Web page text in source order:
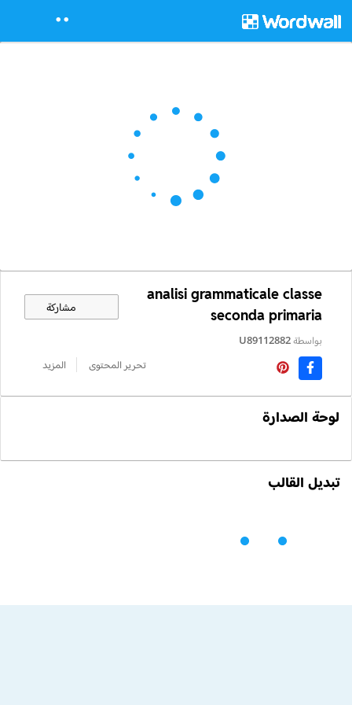
analisi grammaticale classe
seconda primaria
مشاركة
بواسطةU89112882
تحرير المحتوى
المزيد
لوحة الصدارة
تبديل القالب